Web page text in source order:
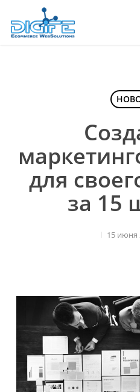
основному
для
за 15
15 июня